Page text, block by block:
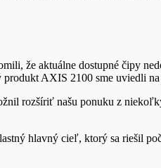
že aktuálne dostupné čipy
AXIS 2100 sme uviedli
rozšíriť našu ponuku z
hlavný cieľ, ktorý sa riešil